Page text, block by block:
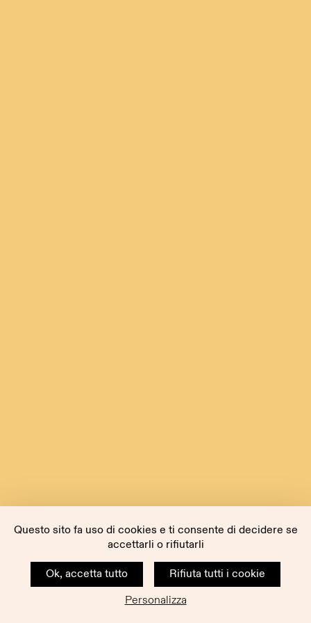
Questo sito fa uso di cookies e ti consente di decidere se
accettarli o rifiutarli
Ok, accetta tutto
Rifiuta tutti i cookie
Personalizza